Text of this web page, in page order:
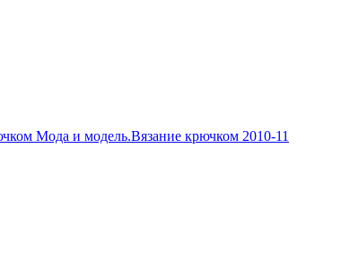
Мода и модель.Вязание крючком 2010-11